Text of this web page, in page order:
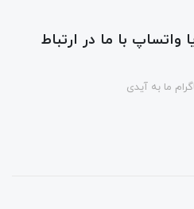
واتساپ با ما در ارتباط
ما به آیدی